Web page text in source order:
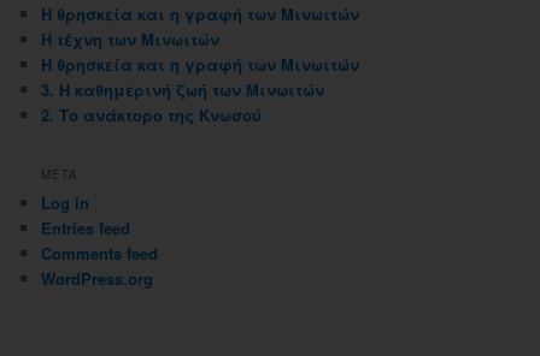
Η θρησκεία και η γραφή των Μινωιτών
Η τέχνη των Μινωιτών
Η θρησκεία και η γραφή των Μινωιτών
3. Η καθημερινή ζωή των Μινωιτών
2. Το ανάκτορο της Κνωσού
META
Log in
Entries feed
Comments feed
WordPress.org